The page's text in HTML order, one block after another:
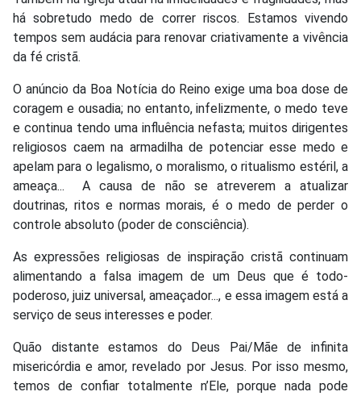
há sobretudo medo de correr riscos. Estamos vivendo
tempos sem audácia para renovar criativamente a vivência
da fé cristã.
O anúncio da Boa Notícia do Reino exige uma boa dose de
coragem e ousadia; no entanto, infelizmente, o medo teve
e continua tendo uma influência nefasta; muitos dirigentes
religiosos caem na armadilha de potenciar esse medo e
apelam para o legalismo, o moralismo, o ritualismo estéril, a
ameaça... A causa de não se atreverem a atualizar
doutrinas, ritos e normas morais, é o medo de perder o
controle absoluto (poder de consciência).
As expressões religiosas de inspiração cristã continuam
alimentando a falsa imagem de um Deus que é todo-
poderoso, juiz universal, ameaçador..., e essa imagem está a
serviço de seus interesses e poder.
Quão distante estamos do Deus Pai/Mãe de infinita
misericórdia e amor, revelado por Jesus. Por isso mesmo,
temos de confiar totalmente n’Ele, porque nada pode